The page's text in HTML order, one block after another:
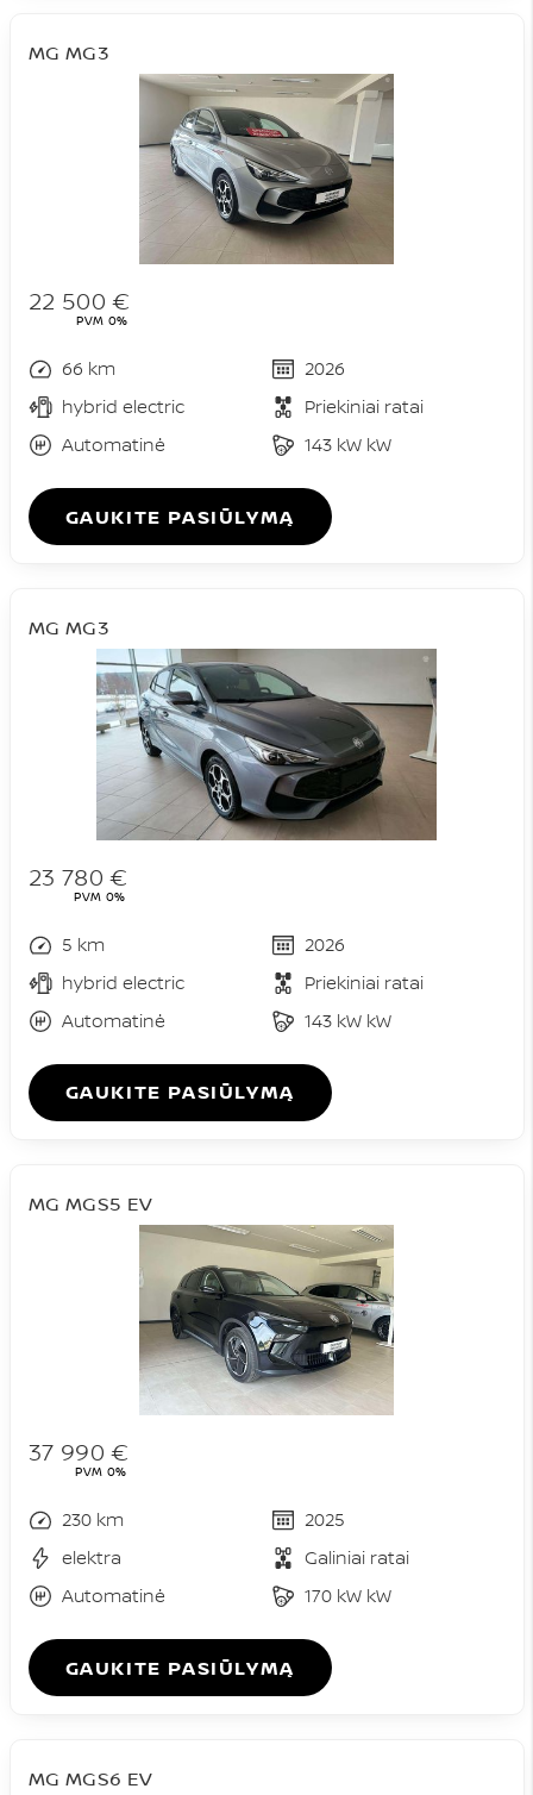
MG MG3
22 500 €
PVM 0%
66 km
2026
hybrid electric
Priekiniai ratai
Automatinė
143 kW kW
GAUKITE PASIŪLYMĄ
MG MG3
23 780 €
PVM 0%
5 km
2026
hybrid electric
Priekiniai ratai
Automatinė
143 kW kW
GAUKITE PASIŪLYMĄ
MG MGS5 EV
37 990 €
PVM 0%
230 km
2025
elektra
Galiniai ratai
Automatinė
170 kW kW
GAUKITE PASIŪLYMĄ
MG MGS6 EV